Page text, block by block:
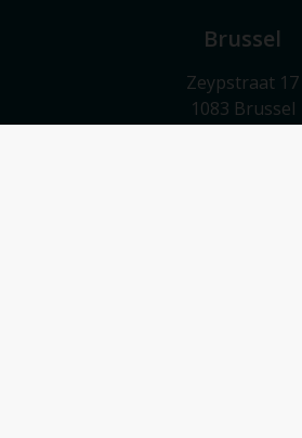
Brussel
Zeypstraat 17
1083 Brussel